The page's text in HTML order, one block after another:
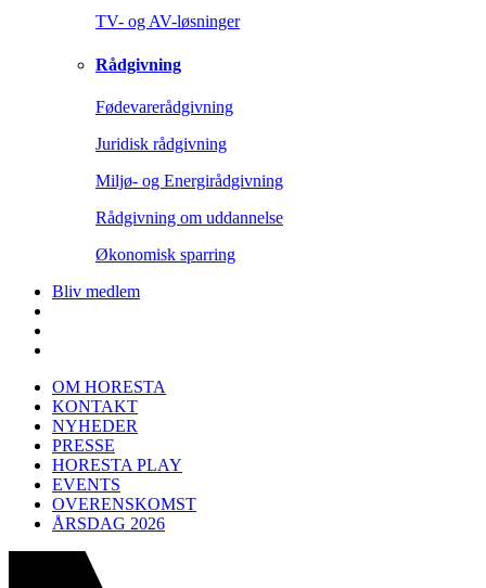
TV- og AV-løsninger
Rådgivning
Fødevarerådgivning
Juridisk rådgivning
Miljø- og Energirådgivning
Rådgivning om uddannelse
Økonomisk sparring
Bliv medlem
OM HORESTA
KONTAKT
NYHEDER
PRESSE
HORESTA PLAY
EVENTS
OVERENSKOMST
ÅRSDAG 2026